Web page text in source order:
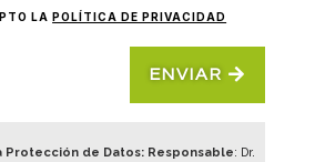
LA POLÍTICA DE PRIVACIDAD
ENVIAR
Protección de Datos: Responsable: Dr.